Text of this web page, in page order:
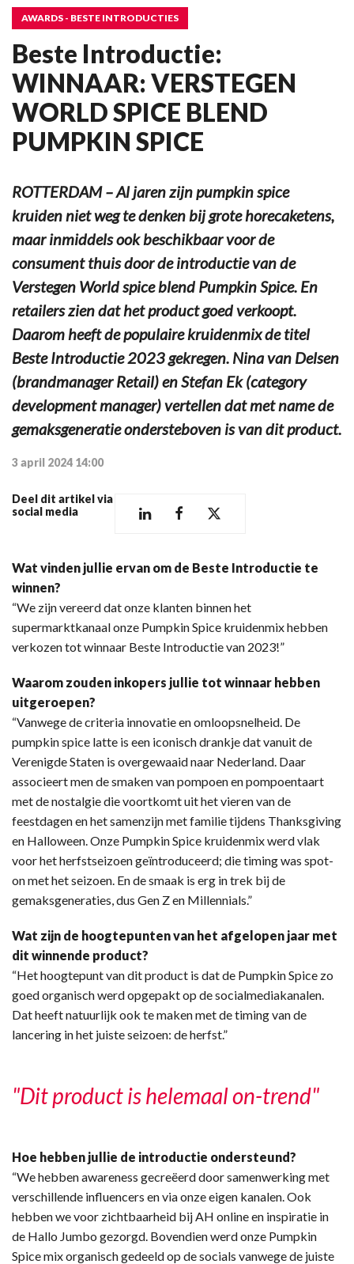
AWARDS - BESTE INTRODUCTIES
Beste Introductie:
WINNAAR: VERSTEGEN
WORLD SPICE BLEND
PUMPKIN SPICE
ROTTERDAM – Al jaren zijn pumpkin spice
kruiden niet weg te denken bij grote horecaketens,
maar inmiddels ook beschikbaar voor de
consument thuis door de introductie van de
Verstegen World spice blend Pumpkin Spice. En
retailers zien dat het product goed verkoopt.
Daarom heeft de populaire kruidenmix de titel
Beste Introductie 2023 gekregen. Nina van Delsen
(brandmanager Retail) en Stefan Ek (category
development manager) vertellen dat met name de
gemaksgeneratie ondersteboven is van dit product.
3 april 2024 14:00
Deel dit artikel via
social media
Wat vinden jullie ervan om de Beste Introductie te
winnen?
“We zijn vereerd dat onze klanten binnen het
supermarktkanaal onze Pumpkin Spice kruidenmix hebben
verkozen tot winnaar Beste Introductie van 2023!”
Waarom zouden inkopers jullie tot winnaar hebben
uitgeroepen?
“Vanwege de criteria innovatie en omloopsnelheid. De
pumpkin spice latte is een iconisch drankje dat vanuit de
Verenigde Staten is overgewaaid naar Nederland. Daar
associeert men de smaken van pompoen en pompoentaart
met de nostalgie die voortkomt uit het vieren van de
feestdagen en het samenzijn met familie tijdens Thanksgiving
en Halloween. Onze Pumpkin Spice kruidenmix werd vlak
voor het herfstseizoen geïntroduceerd; die timing was spot-
on met het seizoen. En de smaak is erg in trek bij de
gemaksgeneraties, dus Gen Z en Millennials.”
Wat zijn de hoogtepunten van het afgelopen jaar met
dit winnende product?
“Het hoogtepunt van dit product is dat de Pumpkin Spice zo
goed organisch werd opgepakt op de socialmediakanalen.
Dat heeft natuurlijk ook te maken met de timing van de
lancering in het juiste seizoen: de herfst.”
"Dit product is helemaal on-trend"
Hoe hebben jullie de introductie ondersteund?
“We hebben awareness gecreëerd door samenwerking met
verschillende influencers en via onze eigen kanalen. Ook
hebben we voor zichtbaarheid bij AH online en inspiratie in
de Hallo Jumbo gezorgd. Bovendien werd onze Pumpkin
Spice mix organisch gedeeld op de socials vanwege de juiste